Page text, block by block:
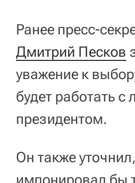
Ранее пресс-
Дмитрий Песков
уважение к
будет работать
президентом.
Он также
импонировал бы